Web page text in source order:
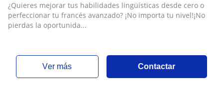
¿Quieres mejorar tus habilidades lingüísticas desde cero o
perfeccionar tu francés avanzado? ¡No importa tu nivel!¡No
pierdas la oportunida...
ver más Contactar